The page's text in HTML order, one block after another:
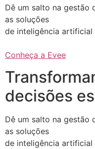
Dê um salto na gestão
as soluções
de inteligência artificial
Conheça a Evee
decisões
Dê um salto na gestão
as soluções
de inteligência artificial